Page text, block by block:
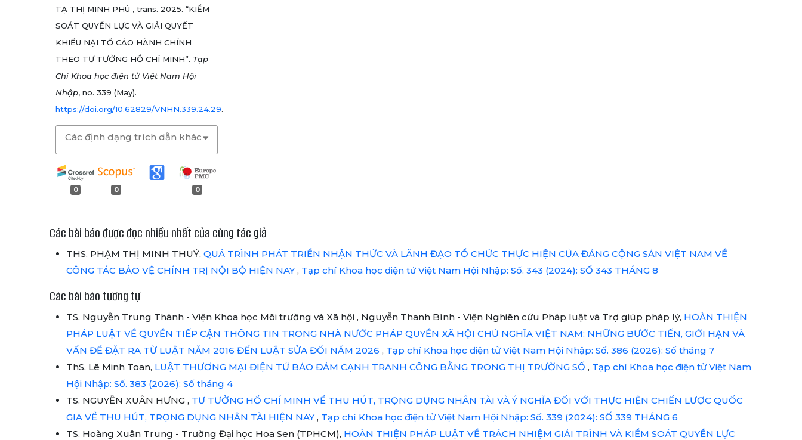
TẠ THỊ MINH PHÚ , trans. 2025. “KIỂM
SOÁT QUYỀN LỰC VÀ GIẢI QUYẾT
KHIẾU NẠI TỐ CÁO HÀNH CHÍNH
THEO TƯ TƯỞNG HỒ CHÍ MINH”. Tạp
Chí Khoa học điện tử Việt Nam Hội
Nhập, no. 339 (May).
https://doi.org/10.62829/VNHN.339.24.29.
Các định dạng trích dẫn khác
0 0 0
Các bài báo được đọc nhiều nhất của cùng tác giả
THS. PHẠM THỊ MINH THUỶ, QUÁ TRÌNH PHÁT TRIỂN NHẬN THỨC VÀ LÃNH ĐẠO TỔ CHỨC THỰC HIỆN CỦA ĐẢNG CỘNG SẢN VIỆT NAM VỀ
CÔNG TÁC BẢO VỆ CHÍNH TRỊ NỘI BỘ HIỆN NAY , Tạp chí Khoa học điện tử Việt Nam Hội Nhập: Số. 343 (2024): SỐ 343 THÁNG 8
Các bài báo tương tự
TS. Nguyễn Trung Thành - Viện Khoa học Môi trường và Xã hội , Nguyễn Thanh Bình - Viện Nghiên cứu Pháp luật và Trợ giúp pháp lý, HOÀN THIỆN
PHÁP LUẬT VỀ QUYỀN TIẾP CẬN THÔNG TIN TRONG NHÀ NƯỚC PHÁP QUYỀN XÃ HỘI CHỦ NGHĨA VIỆT NAM: NHỮNG BƯỚC TIẾN, GIỚI HẠN VÀ
VẤN ĐỀ ĐẶT RA TỪ LUẬT NĂM 2016 ĐẾN LUẬT SỬA ĐỔI NĂM 2026 , Tạp chí Khoa học điện tử Việt Nam Hội Nhập: Số. 386 (2026): Số tháng 7
ThS. Lê Minh Toan, LUẬT THƯƠNG MẠI ĐIỆN TỬ BẢO ĐẢM CẠNH TRANH CÔNG BẰNG TRONG THỊ TRƯỜNG SỐ , Tạp chí Khoa học điện tử Việt Nam
Hội Nhập: Số. 383 (2026): Số tháng 4
TS. NGUYỄN XUÂN HƯNG , TƯ TƯỞNG HỒ CHÍ MINH VỀ THU HÚT, TRỌNG DỤNG NHÂN TÀI VÀ Ý NGHĨA ĐỐI VỚI THỰC HIỆN CHIẾN LƯỢC QUỐC
GIA VỀ THU HÚT, TRỌNG DỤNG NHÂN TÀI HIỆN NAY , Tạp chí Khoa học điện tử Việt Nam Hội Nhập: Số. 339 (2024): SỐ 339 THÁNG 6
TS. Hoàng Xuân Trung - Trường Đại học Hoa Sen (TPHCM), HOÀN THIỆN PHÁP LUẬT VỀ TRÁCH NHIỆM GIẢI TRÌNH VÀ KIỂM SOÁT QUYỀN LỰC